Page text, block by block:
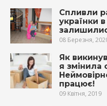
Спливли
українки в
08 Березня,
Як
я змінила
працює!
09 Квітня, 2019